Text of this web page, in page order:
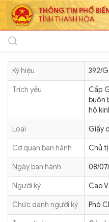
THÔNG TIN PHỔ
TỈNH THANH HÓA
Ký hiệu 392/
Trích yếu
Cấp
buôn
hộ
Loại Giấy
Cơ quan ban hành Chủ
Ngày ban hành 08/
Người ký Cao
Chức danh người ký Phó